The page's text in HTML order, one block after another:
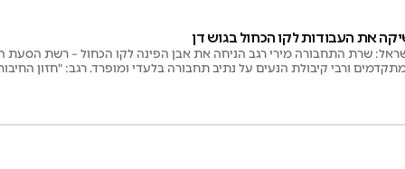
את העבודות לקו הכחול בגוש דן
שרת התחבורה מירי רגב הניחה את אבן הפינה לקו הכחול – רשת הסעת
ורבי קיבולת הנעים על נתיב תחבורה בלעדי ומופרד. רגב: "חזון